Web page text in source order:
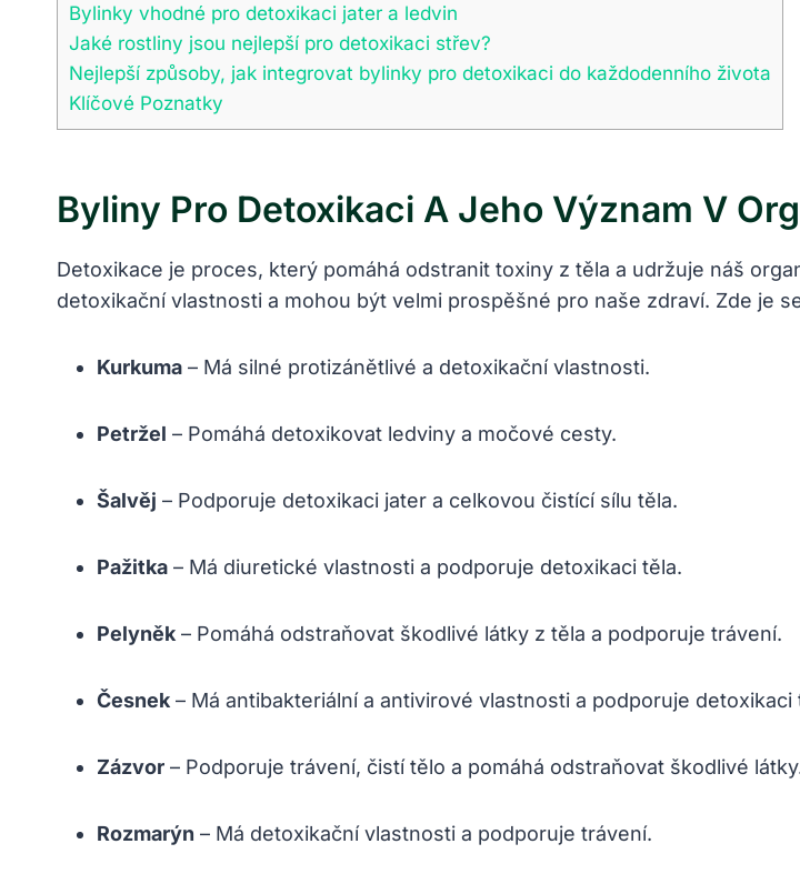
Bylinky vhodné pro detoxikaci jater a ledvin
Jaké rostliny jsou nejlepší pro detoxikaci střev?
Nejlepší způsoby, jak integrovat bylinky pro detoxikaci do každodenního života
Klíčové Poznatky
Byliny Pro Detoxikaci A Jeho Význam V
Detoxikace je proces, který pomáhá odstranit toxiny z těla a udržuje náš
detoxikační vlastnosti a mohou být velmi prospěšné pro naše zdraví. Zde je
Kurkuma – Má silné protizánětlivé a detoxikační vlastnosti.
Petržel – Pomáhá detoxikovat ledviny a močové cesty.
Šalvěj – Podporuje detoxikaci jater a celkovou čistící sílu těla.
Pažitka – Má diuretické vlastnosti a podporuje detoxikaci těla.
Pelyněk – Pomáhá odstraňovat škodlivé látky z těla a podporuje trávení.
Česnek – Má antibakteriální a antivirové vlastnosti a podporuje detoxikaci
Zázvor – Podporuje trávení, čistí tělo a pomáhá odstraňovat škodlivé
Rozmarýn – Má detoxikační vlastnosti a podporuje trávení.